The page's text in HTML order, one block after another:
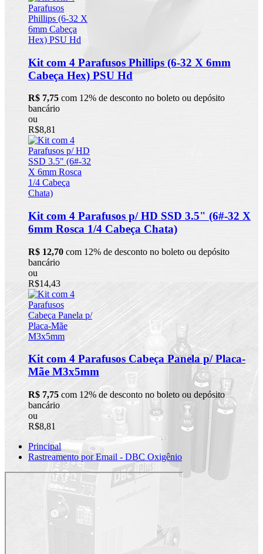
Kit com 4 Parafusos Phillips (6-32 X 6mm
Cabeça Hex) PSU Hd
R$ 7,75 com 12% de desconto no boleto ou depósito
bancário
ou
R$8,81
Kit com 4 Parafusos p/ HD SSD 3.5" (6#-32 X
6mm Rosca 1/4 Cabeça Chata)
R$ 12,70 com 12% de desconto no boleto ou depósito
bancário
ou
R$14,43
Kit com 4 Parafusos Cabeça Panela p/ Placa-
Mãe M3x5mm
R$ 7,75 com 12% de desconto no boleto ou depósito
bancário
ou
R$8,81
Principal
Rastreamento por Email - DBC Oxigênio